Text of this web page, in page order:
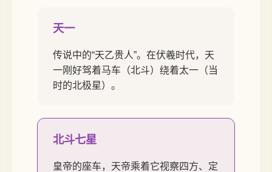
天一
传说中的“天乙贵人”。在伏羲时代，天
一刚好驾着马车（北斗）绕着太一（当
时的北极星）。
北斗七星
皇帝的座车，天帝乘着它视察四方、定